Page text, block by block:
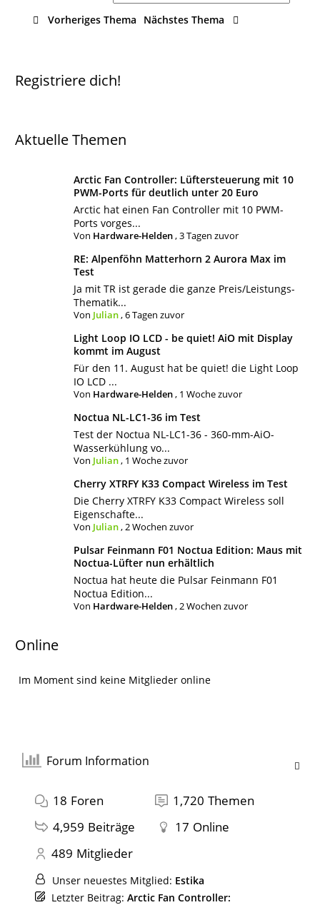
Vorheriges Thema
Nächstes Thema
Registriere dich!
Aktuelle Themen
Arctic Fan Controller: Lüftersteuerung mit 10
PWM-Ports für deutlich unter 20 Euro
Arctic hat einen Fan Controller mit 10 PWM-
Ports vorges...
Von Hardware-Helden,3 Tagen zuvor
RE: Alpenföhn Matterhorn 2 Aurora Max im
Test
Ja mit TR ist gerade die ganze Preis/Leistungs-
Thematik...
Von Julian,6 Tagen zuvor
Light Loop IO LCD - be quiet! AiO mit Display
kommt im August
Für den 11. August hat be quiet! die Light Loop
IO LCD ...
Von Hardware-Helden, 1 Woche zuvor
Noctua NL-LC1-36 im Test
Test der Noctua NL-LC1-36 - 360-mm-AiO-
Wasserkühlung vo...
Von Julian, 1 Woche zuvor
Cherry XTRFY K33 Compact Wireless im Test
Die Cherry XTRFY K33 Compact Wireless soll
Eigenschafte...
Von Julian,2 Wochen zuvor
Pulsar Feinmann F01 Noctua Edition: Maus mit
Noctua-Lüfter nun erhältlich
Noctua hat heute die Pulsar Feinmann F01
Noctua Edition...
Von Hardware-Helden,2 Wochen zuvor
Online
Im Moment sind keine Mitglieder online
Forum Information
18 Foren 1,720 Themen
4,959 Beiträge 17 Online
489 Mitglieder
Unser neuestes Mitglied: Estika
Letzter Beitrag: Arctic Fan Controller: